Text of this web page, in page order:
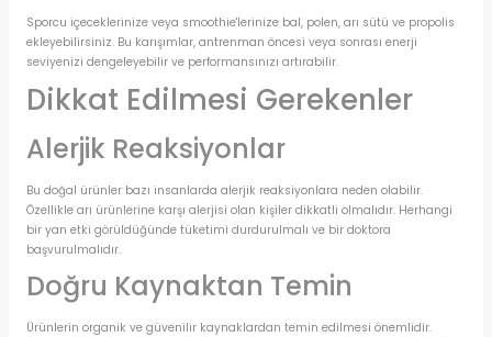
Sporcu içeceklerinize veya smoothie'lerinize bal, polen, arı sütü ve propolis
ekleyebilirsiniz. Bu karışımlar, antrenman öncesi veya sonrası enerji
seviyenizi dengeleyebilir ve performansınızı artırabilir.
Dikkat Edilmesi Gerekenler
Alerjik Reaksiyonlar
Bu doğal ürünler bazı insanlarda alerjik reaksiyonlara neden olabilir.
Özellikle arı ürünlerine karşı alerjisi olan kişiler dikkatli olmalıdır. Herhangi
bir yan etki görüldüğünde tüketimi durdurulmalı ve bir doktora
başvurulmalıdır.
Doğru Kaynaktan Temin
Ürünlerin organik ve güvenilir kaynaklardan temin edilmesi önemlidir.